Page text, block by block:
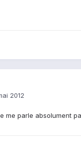
2012
me parle absolument